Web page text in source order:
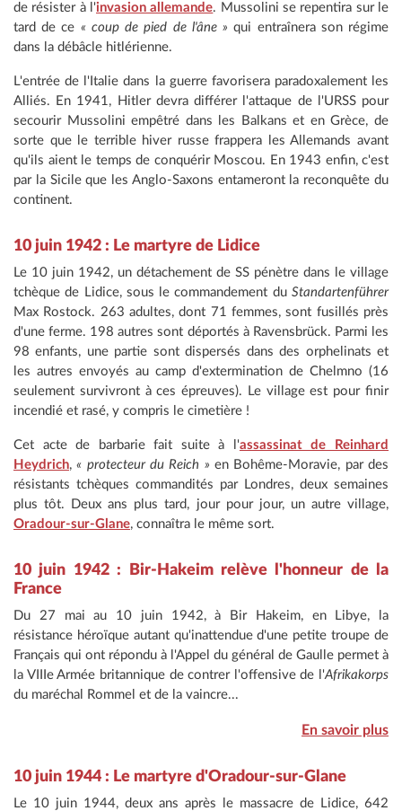
de résister à l'invasion allemande. Mussolini se repentira sur le
tard de ce « coup de pied de l'âne » qui entraînera son régime
dans la débâcle hitlérienne.
L'entrée de l'Italie dans la guerre favorisera paradoxalement les
Alliés. En 1941, Hitler devra différer l'attaque de l'URSS pour
secourir Mussolini empêtré dans les Balkans et en Grèce, de
sorte que le terrible hiver russe frappera les Allemands avant
qu'ils aient le temps de conquérir Moscou. En 1943 enfin, c'est
par la Sicile que les Anglo-Saxons entameront la reconquête du
continent.
10 juin 1942 : Le martyre de Lidice
Le 10 juin 1942, un détachement de SS pénètre dans le village
tchèque de Lidice, sous le commandement du Standartenführer
Max Rostock. 263 adultes, dont 71 femmes, sont fusillés près
d'une ferme. 198 autres sont déportés à Ravensbrück. Parmi les
98 enfants, une partie sont dispersés dans des orphelinats et
les autres envoyés au camp d'extermination de Chelmno (16
seulement survivront à ces épreuves). Le village est pour finir
incendié et rasé, y compris le cimetière !
Cet acte de barbarie fait suite à l'assassinat de Reinhard
Heydrich,« protecteur du Reich » en Bohême-Moravie, par des
résistants tchèques commandités par Londres, deux semaines
plus tôt. Deux ans plus tard, jour pour jour, un autre village,
Oradour-sur-Glane, connaîtra le même sort.
10 juin 1942 : Bir-Hakeim relève l'honneur de la
France
Du 27 mai au 10 juin 1942, à Bir Hakeim, en Libye, la
résistance héroïque autant qu'inattendue d'une petite troupe de
Français qui ont répondu à l'Appel du général de Gaulle permet à
la VIIIe Armée britannique de contrer l'offensive de l'Afrikakorps
du maréchal Rommel et de la vaincre...
En savoir plus
10 juin 1944 : Le martyre d'Oradour-sur-Glane
Le 10 juin 1944, deux ans après le massacre de Lidice, 642